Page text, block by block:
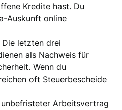
Kredite hast. Du
Auskunft online
Die letzten drei
als Nachweis für
Wenn du
oft Steuerbescheide
unbefristeter Arbeitsvertrag